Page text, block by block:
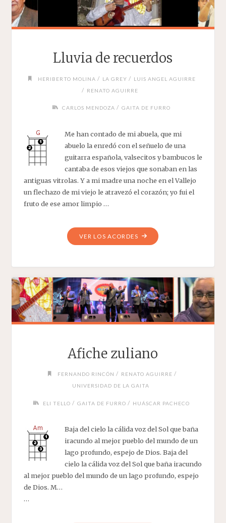
Lluvia de recuerdos
HERIBERTO MOLINA / LA GREY / LUIS ANGEL AGUIRRE
/ RENATO AGUIRRE
CARLOS MENDOZA / GAITA DE FURRO
Me han contado de mi abuela, que mi
abuelo la enredó con el señuelo de una
guitarra española, valsecitos y bambucos le
cantaba de esos viejos que sonaban en las
antiguas vitrolas. Y a mi madre una noche en el Vallejo
un flechazo de mi viejo le atravezó el corazón; yo fui el
fruto de ese amor limpio …
VER LOS ACORDES"LLUVIA
Afiche zuliano
FERNANDO RINCÓN / RENATO AGUIRRE /
UNIVERSIDAD DE LA GAITA
ELI TELLO / GAITA DE FURRO / HUÁSCAR PACHECO
Baja del cielo la cálida voz del Sol que baña
iracundo al mejor pueblo del mundo de un
lago profundo, espejo de Dios. Baja del
cielo la cálida voz del Sol que baña iracundo
al mejor pueblo del mundo de un lago profundo, espejo
de Dios. M…
…